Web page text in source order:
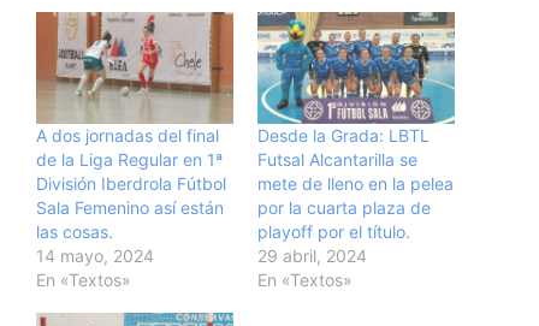
A dos jornadas del final
de la Liga Regular en 1ª
División Iberdrola Fútbol
Sala Femenino así están
las cosas.
14 mayo, 2024
En «Textos»
Desde la Grada: LBTL
Futsal Alcantarilla se
mete de lleno en la pelea
por la cuarta plaza de
playoff por el título.
29 abril, 2024
En «Textos»